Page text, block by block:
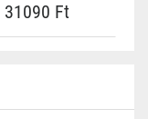
31090 Ft